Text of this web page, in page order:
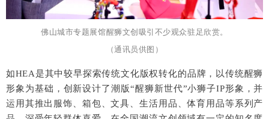
佛山城市专题展馆醒狮文创吸引不少观众驻足欣赏。
（通讯员供图）
如HEA是其中较早探索传统文化版权转化的品牌，以传统醒狮
形象为基础，创新设计了潮版“醒狮新世代”小狮子IP形象，并
运用其推出服饰、箱包、文具、生活用品、体育用品等系列产